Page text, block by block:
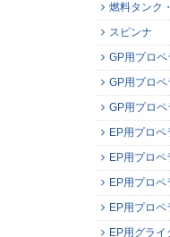
燃料タンク
スピンナ
GP用プロ
GP用プロ
GP用プロ
EP用プロペ
EP用プロペ
EP用プロ
EP用プロ
EP用グライ